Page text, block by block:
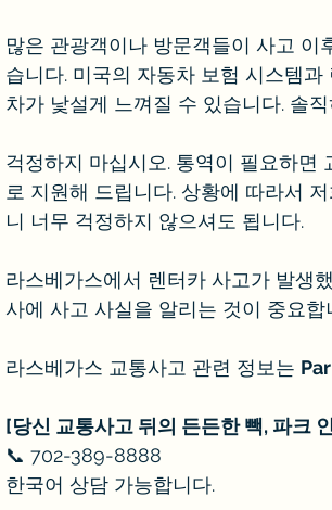
많은 관광객이나 방문객들이 사고 이
습니다. 미국의 자동차 보험 시스템
차가 낯설게 느껴질 수 있습니다. 솔
걱정하지 마십시오. 통역이 필요하면
로 지원해 드립니다. 상황에 따라서
니 너무 걱정하지 않으셔도 됩니다.
라스베가스에서 렌터카 사고가 발생
사에 사고 사실을 알리는 것이 중요합
라스베가스 교통사고 관련 정보는
[당신 교통사고 뒤의 든든한 빽, 파크
📞 702-389-8888
한국어 상담 가능합니다.